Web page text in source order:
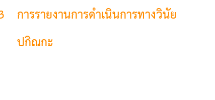
การรายงานการดำเนินการทางวินัย
ปกิณกะ